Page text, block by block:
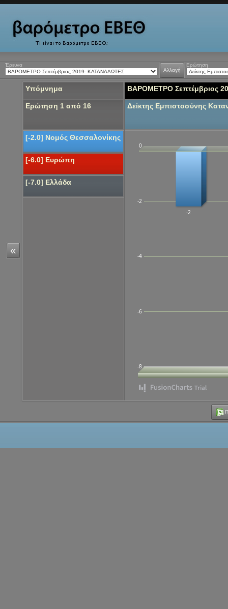
Έρευνα
Αλλαγή
Ερώτηση
«
Υπόμνημα
Ερώτηση 1 από 16
[-2.0] Νομός Θεσσαλονίκης
[-6.0] Ευρώπη
[-7.0] Ελλάδα
ΒΑΡΟΜΕΤΡΟ Σεπτέμβριος
Δείκτης Εμπιστοσύνης
-8
-6
-4
-2
0
-2